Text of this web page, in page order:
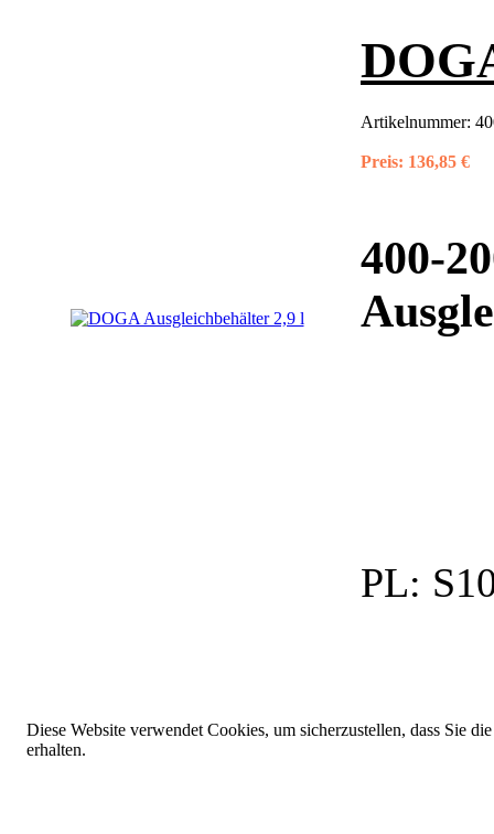
Artikelnummer:
Preis: 136,85 €
400-
PL:
Diese Website verwendet Cookies, um sicherzustellen, dass Sie
erhalten.